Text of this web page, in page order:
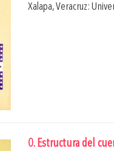
Xalapa, Veracruz:
0. Estructura del